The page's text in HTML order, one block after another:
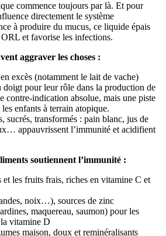
commence toujours par là. Et pour
directement le système
à produire du mucus, ce liquide épais
et favorise les infections.
aggraver les choses :
excès (notamment le lait de vache)
doigt pour leur rôle dans la production de
contre-indication absolue, mais une piste
enfants à terrain atopique.
sucrés, transformés : pain blanc, jus de
appauvrissent l’immunité et acidifient
soutiennent l’immunité :
les fruits frais, riches en vitamine C et
noix…), sources de zinc
maquereau, saumon) pour les
vitamine D
maison, doux et reminéralisants